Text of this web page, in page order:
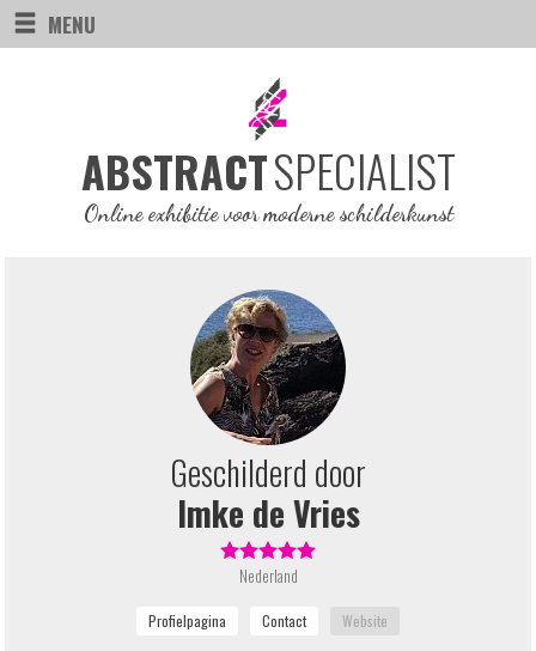
MENU
ABSTRACTSPECIALIST
Online exhibitie voor moderne schilderkunst
Geschilderd door
Imke de Vries
Nederland